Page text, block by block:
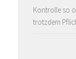
Kontrolle so
trotzdem